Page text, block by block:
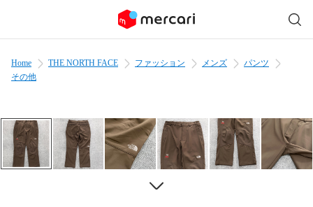
Home THE NORTH FACE ファッション メンズ
パンツ
その他